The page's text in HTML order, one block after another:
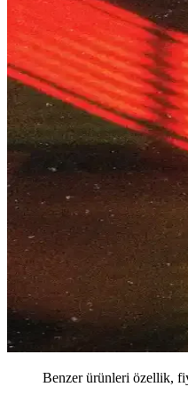
Benzer ürünleri özellik,